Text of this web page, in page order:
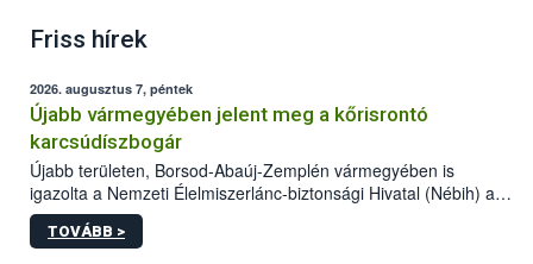
Friss hírek
2026. augusztus 7, péntek
Újabb vármegyében jelent meg a kőrisrontó
karcsúdíszbogár
Újabb területen, Borsod-Abaúj-Zemplén vármegyében is
igazolta a Nemzeti Élelmiszerlánc-biztonsági Hivatal (Nébih) a
kőrisrontó karcsúdíszbogár (Agrilus planipennis) jelenlétét. A
kártevőt nem csak színcsapdában találták meg, de már fertőzött
TOVÁBB >